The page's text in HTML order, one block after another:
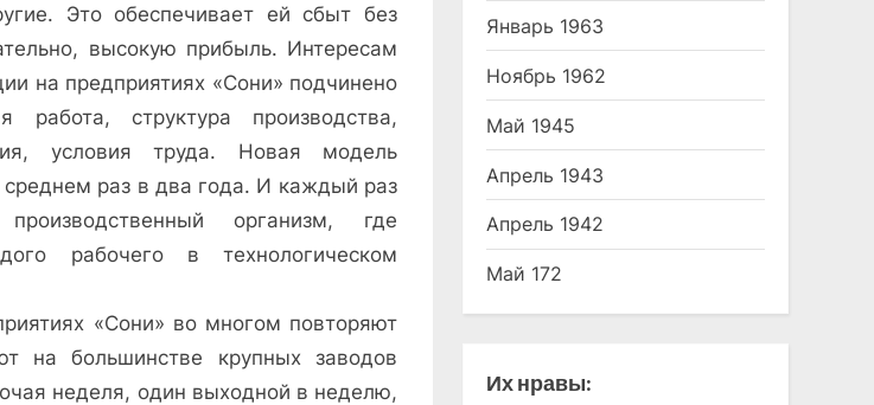
Это обеспечивает ей сбыт без
высокую прибыль. Интересам
на предприятиях «Сони» подчинено
работа, структура производства,
условия труда. Новая модель
среднем раз в два года. И каждый раз
организм, где
рабочего в технологическом
«Сони» во многом повторяют
на большинстве крупных заводов
неделя, один выходной в неделю,
Январь 1963
Ноябрь 1962
Май 1945
Апрель 1943
Апрель 1942
Май 172
Их нравы: